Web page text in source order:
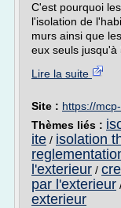
C'est pourquoi
l'isolation de
murs ainsi que
eux seuls jusqu'à
Lire la suite
Site : https://
Thèmes liés :
ite / isolation
l'exterieur /
par l'exterieur
exterieur